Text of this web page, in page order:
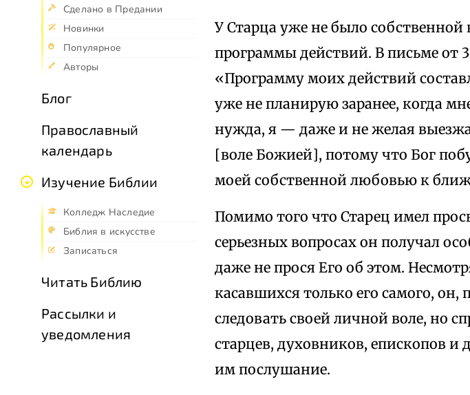
Сделано в Предании
Новинки
Популярное
Авторы
Блог
Православный
календарь
Изучение Библии
Колледж Наследие
Библия в искусстве
Записаться
Читать Библию
Рассылки и
уведомления
У Старца уже не было собственной
программы действий. В письме от
«Программу моих действий
уже не планирую заранее, когда
нужда, я — даже и не желая
[воле Божией], потому что Бог
моей собственной любовью к
Помимо того что Старец имел
серьезных вопросах он получал
даже не прося Его об этом.
касавшихся только его самого,
следовать своей личной воле, но
старцев, духовников, епископов
им послушание.